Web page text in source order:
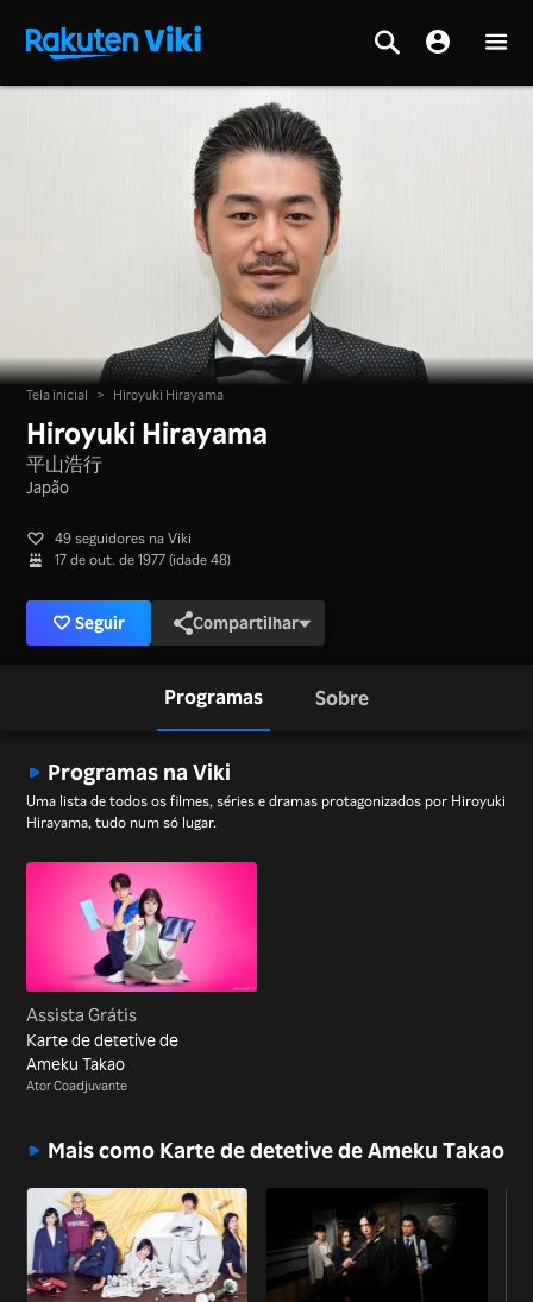
Tela inicial > Hiroyuki Hirayama
Hiroyuki Hirayama
平山浩行
Japão
49 seguidores na Viki
17 de out. de 1977 (idade 48)
Seguir Compartilhar
Programas Sobre
Programas na Viki
Uma lista de todos os filmes, séries e dramas protagonizados por Hiroyuki
Hirayama, tudo num só lugar.
Assista Grátis
Karte de detetive de
Ameku Takao
Ator Coadjuvante
Mais como Karte de detetive de Ameku Takao